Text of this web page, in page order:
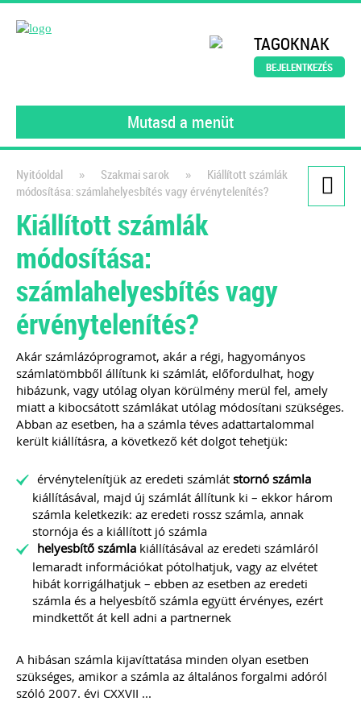
TAGOKNAK
BEJELENTKEZÉS
Mutasd a menüt
Kiadványaink
Könyvelői szerződésminta
védi a könyvelők érdekeit!
2021
Dr. Vámosi-Nagy Szabolcs
ajánlásával került kidolgozásra ez az
életszerű, mindenre kiterjedő és
könnyen értelmezhető
szerződésminta, mely megalapozza a
bizalmat a könyvelő és ügyfele között.
Kiadványunk kizárólag online
TAGJAINK INGYENESEN LETÖLTHETIK -
A letöltések menüpont alatt!
Ár: 9.900 Ft
Tagoknak: ingyenes!
MEGRENDELEM
Még több szakmai kiadvány »
Szakmai sarok
Nyitóoldal » Szakmai sarok »
Kiállított számlák
módosítása: számlahelyesbítés vagy érvénytelenítés?
Kiállított számlák
módosítása:
számlahelyesbítés vagy
érvénytelenítés?
Akár számlázóprogramot, akár a régi, hagyományos
számlatömbből állítunk ki számlát, előfordulhat, hogy
hibázunk, vagy utólag olyan körülmény merül fel, amely
miatt a kibocsátott számlákat utólag módosítani szükséges.
Abban az esetben, ha a számla téves adattartalommal
került kiállításra, a következő két dolgot tehetjük:
érvénytelenítjük az eredeti számlát stornó számla
kiállításával, majd új számlát állítunk ki – ekkor három
számla keletkezik: az eredeti rossz számla, annak
stornója és a kiállított jó számla
helyesbítő számla kiállításával az eredeti számláról
lemaradt információkat pótolhatjuk, vagy az elvétet
hibát korrigálhatjuk – ebben az esetben az eredeti
számla és a helyesbítő számla együtt érvényes, ezért
mindkettőt át kell adni a partnernek
A hibásan számla kijavíttatása minden olyan esetben
szükséges, amikor a számla az általános forgalmi adóról
szóló 2007. évi CXXVII ...